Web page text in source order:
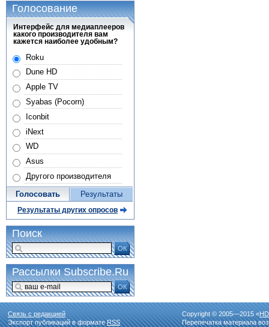
Голосование
Интерфейс для медиаплееров
какого производителя вам
кажется наиболее удобным?
Roku
Dune HD
Apple TV
Syabas (Pocorn)
Iconbit
iNext
WD
Asus
Другого производителя
Голосовать Результаты
Результаты других опросов
Поиск
ОК
Рассылки Subscribe.Ru
ОК
Связь с редакцией
Экспорт публикаций в форматеRSS
Copyright © 2005—2015 «
Перепечатка материала